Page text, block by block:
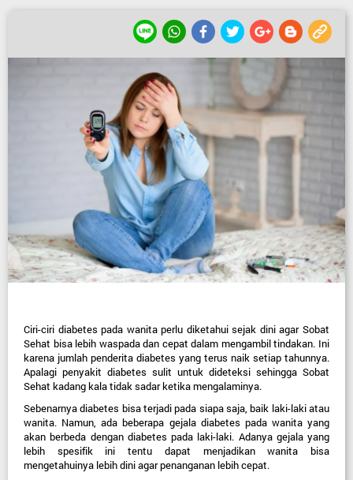
Ciri-ciri diabetes pada wanita perlu diketahui sejak dini agar Sobat
Sehat bisa lebih waspada dan cepat dalam mengambil tindakan. Ini
karena jumlah penderita diabetes yang terus naik setiap tahunnya.
Apalagi penyakit diabetes sulit untuk dideteksi sehingga Sobat
Sehat kadang kala tidak sadar ketika mengalaminya.
Sebenarnya diabetes bisa terjadi pada siapa saja, baik laki-laki atau
wanita. Namun, ada beberapa gejala diabetes pada wanita yang
akan berbeda dengan diabetes pada laki-laki. Adanya gejala yang
lebih spesifik ini tentu dapat menjadikan wanita bisa
mengetahuinya lebih dini agar penanganan lebih cepat.